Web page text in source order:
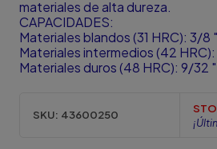
materiales de alta dureza.
CAPACIDADES:
Materiales blandos (31 HRC): 3/8 "
Materiales intermedios (42 HRC):
Materiales duros (48 HRC): 9/32 "
SKU: 43600250